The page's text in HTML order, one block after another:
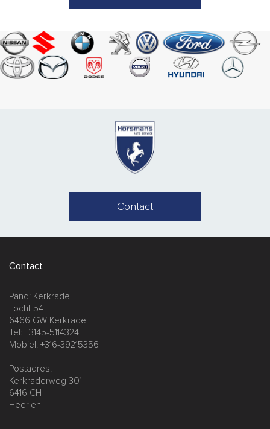
Contact
Contact
Pand: Kerkrade
Locht 54
6466 GW Kerkrade
Tel: +3145-5114324
Mobiel: +316-39215356
Postadres:
Kerkraderweg 301
6416 CH
Heerlen